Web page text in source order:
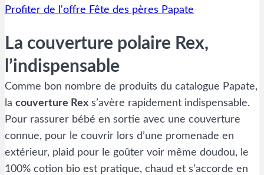
Profiter de l'offre Fête des pères Papate
La couverture polaire Rex,
l’indispensable
Comme bon nombre de produits du catalogue Papate,
la couverture Rex s’avère rapidement indispensable.
Pour rassurer bébé en sortie avec une couverture
connue, pour le couvrir lors d’une promenade en
extérieur, plaid pour le goûter voir même doudou, le
100% cotion bio est pratique, chaud et s’accorde en